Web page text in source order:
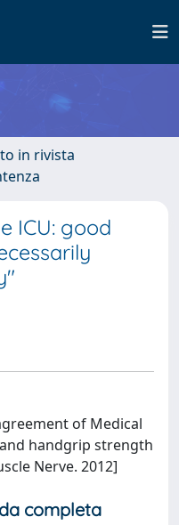
in rivista
ICU: good
of Medical
handgrip strength
Nerve. 2012]
completa